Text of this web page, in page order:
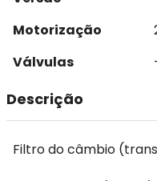
Motorização
Válvulas
Descrição
Filtro do câmbio